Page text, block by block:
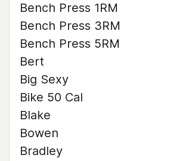
Bench Press 1RM
Bench Press 3RM
Bench Press 5RM
Bert
Big Sexy
Bike 50 Cal
Blake
Bowen
Bradley